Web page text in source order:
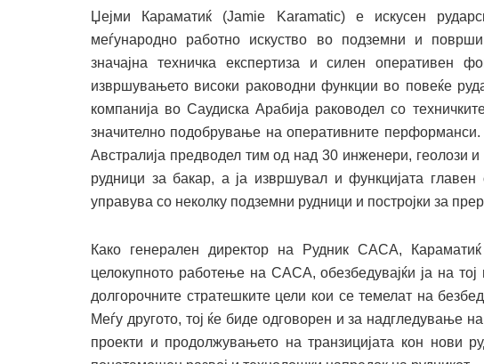
Џејми Караматиќ (Jamie Karamatic) е искусен
меѓународно работно искуство во подземни и
значајна техничка експертиза и силен оперативен
извршувањето високи раководни функции во повеќе
компанија во Саудиска Арабија раководел со
значително подобрување на оперативните перформанси.
Австралија предводел тим од над 30 инженери, геолози
рудници за бакар, а ја извршувал и функцијата главен
управува со неколку подземни рудници и постројки за
Како генерален директор на Рудник САСА,
целокупното работење на САСА, обезбедувајќи ја на тој
долгорочните стратешките цели кои се темелат на
Меѓу другото, тој ќе биде одговорен и за надгледување
проекти и продолжувањето на транзицијата кон нови